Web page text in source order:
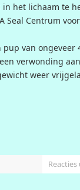
in het lichaam te
Seal Centrum voor
van ongeveer
verwonding
weer